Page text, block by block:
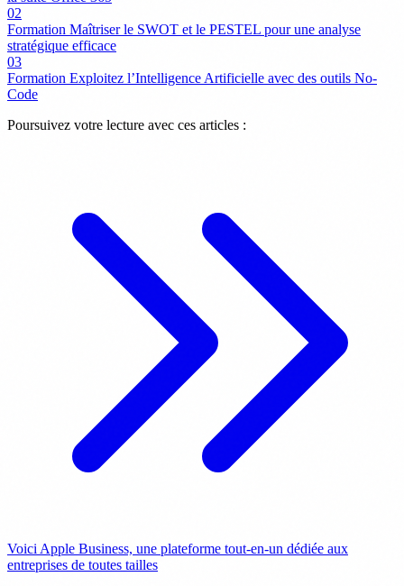
02
Formation Maîtriser le SWOT et le PESTEL pour une analyse
stratégique efficace
03
Formation Exploitez l’Intelligence Artificielle avec des outils No-
Code
Poursuivez votre lecture avec ces articles :
Voici Apple Business, une plateforme tout-en-un dédiée aux
entreprises de toutes tailles